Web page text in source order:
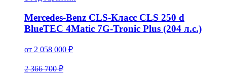
Mercedes-Benz CLS-Класс CLS 250 d
BlueTEC 4Matic 7G-Tronic Plus (204 л.с.)
от 2 058 000 ₽
2 366 700 ₽